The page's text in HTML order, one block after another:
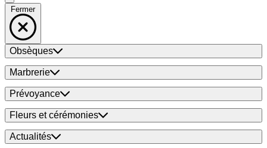
Fermer
Obsèques
Marbrerie
Prévoyance
Fleurs et cérémonies
Actualités